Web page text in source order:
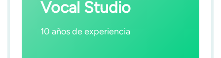
Vocal Studio
10 años de experiencia